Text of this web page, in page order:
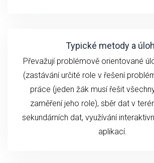
Typické metody a
Převažují problémově orientované
(zastávání určité role v řešení
práce (jeden žák musí řešit
zaměření jeho role), sběr dat v
sekundárních dat, využívání
aplikací.